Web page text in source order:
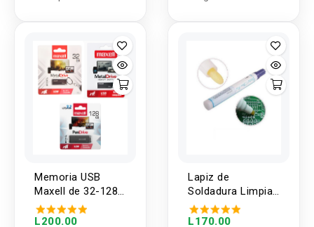
MOUSE
Memoria USB
Maxell de 32-128
GB con carcasa
L200.00
Lapiz de
Soldadura Limpia
Kester No.951
L170.00